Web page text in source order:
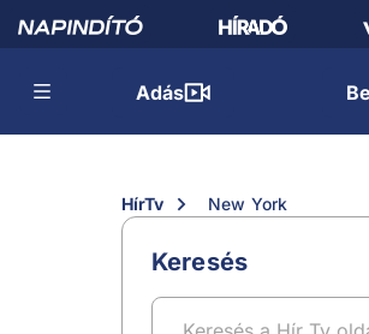
Adás
HírTv New York
Keresés